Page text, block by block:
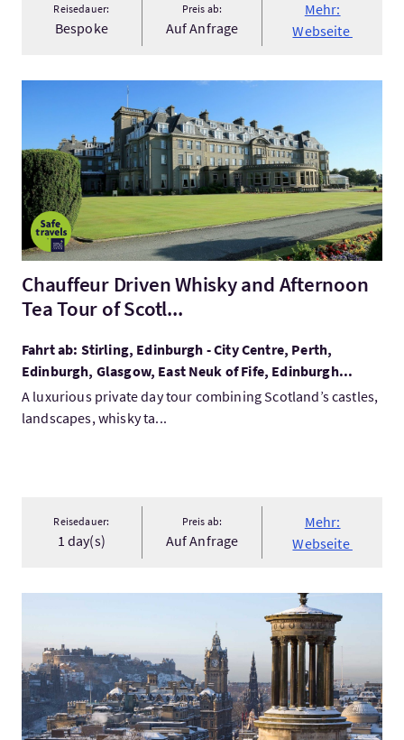
Reisedauer:
Bespoke
Preis ab:
Auf Anfrage
Mehr:
Webseite
Mehr:Chauffeur Driven Whisky and Afternoon Tea Tour of
Chauffeur Driven Whisky and Afternoon
Tea Tour of Scotl...
Fahrt ab: Stirling, Edinburgh - City Centre, Perth,
Edinburgh, Glasgow, East Neuk of Fife, Edinburgh...
A luxurious private day tour combining Scotland’s castles,
landscapes, whisky ta...
Reisedauer:
1 day(s)
Preis ab:
Auf Anfrage
Mehr:
Webseite